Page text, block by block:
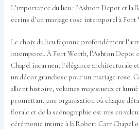
L’importance du lieu : l’Ashton Depot et la
écrins d’un mariage rose intemporel à Fort
Le choix du lieu façonne profondément
intemporel. À Fort Worth, l’Ashton Depot
Chapel incarnent l’élégance architecturale
un décor grandiose pour un mariage rose.
allient histoire, volumes majestueux et
promettant une organisation où chaque
florale et de la scénographie est mis en
cérémonie intime à la Robert Carr Chapel